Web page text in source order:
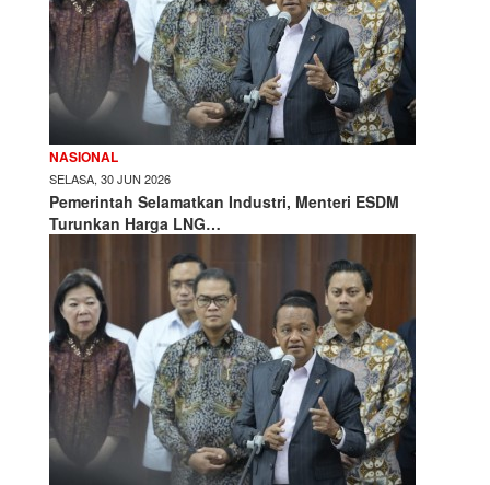
NASIONAL
SELASA, 30 JUN 2026
Pemerintah Selamatkan Industri, Menteri ESDM
Turunkan Harga LNG…